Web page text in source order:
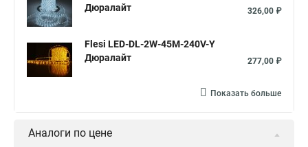
Дюралайт
326,00 ₽
Flesi LED-DL-2W-45M-240V-Y
Дюралайт
277,00 ₽
Показать больше
Аналоги по цене